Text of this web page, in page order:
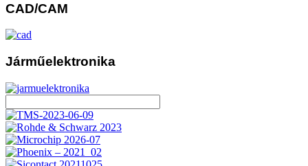
CAD/CAM
Járműelektronika